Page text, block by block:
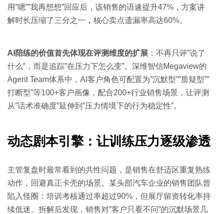
用”嗯””我再想想”回应后，该销售的语速提升47%，方案讲
解时长压缩了三分之一，核心卖点遗漏率高达60%。
AI陪练的价值首先体现在评测维度的扩展 ：不再只评”说了
什么”，而是追踪”在压力下怎么变”。深维智信Megaview的
Agent Team体系中，AI客户角色可配置为”沉默型””质疑型””
打断型”等100+客户画像，配合200+行业销售场景，让评测
从”话术准确度”延伸到”压力情境下的行为稳定性”。
动态剧本引擎：让训练压力逐级渗透
主管复盘时最常看到的共性问题，是销售在舒适区重复熟练
动作，回避真正卡壳的场景。某头部汽车企业的销售团队曾
陷入怪圈：培训考核通过率超过90%，但展厅留资转化率持
续低迷。拆解后发现，销售对”客户只看不问”的沉默场景几